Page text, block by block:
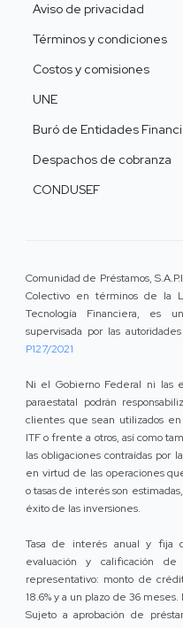
Aviso de privacidad
Términos y condiciones
Costos y comisiones
UNE
Buró de Entidades
Despachos de cobranza
CONDUSEF
Comunidad de Préstamos,
Colectivo en términos de la
Tecnología Financiera, es
supervisada por las
P127/2021
Ni el Gobierno Federal ni las
paraestatal podrán
clientes que sean utilizados
ITF o frente a otros, así como
las obligaciones contraídas por
en virtud de las operaciones
o tasas de interés son
éxito de las inversiones.
Tasa de interés anual y fija
evaluación y calificación
representativo: monto de
18.6% y a un plazo de 36
Sujeto a aprobación de